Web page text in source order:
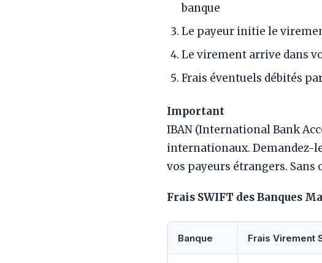
banque
Le payeur initie le
Le virement arrive dans
Frais éventuels débités
Important
IBAN (International Bank
internationaux. Demandez-
vos payeurs étrangers.
Frais SWIFT des Banques
Banque Frais Virement